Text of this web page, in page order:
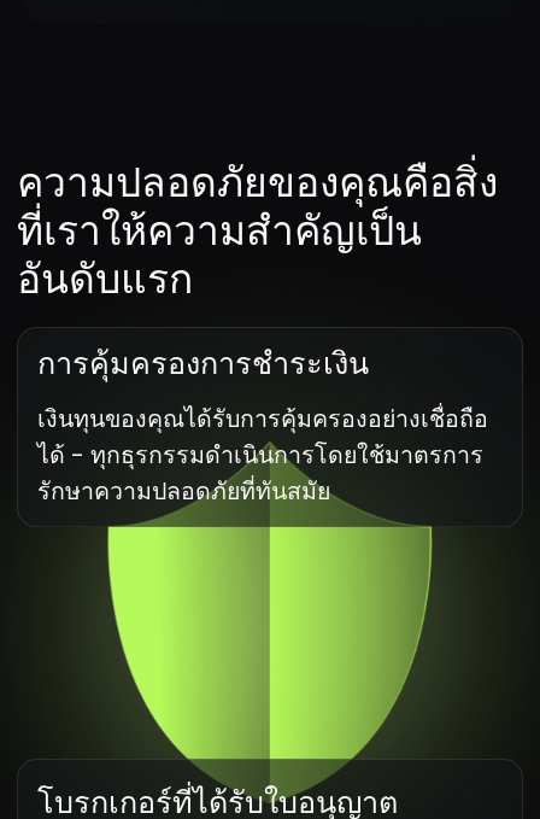
เทคโนโลยีที่ดีที่สุดของเรา
เพื่อความสะดวกสบายของ
คุณ
ตัวชี้วัด